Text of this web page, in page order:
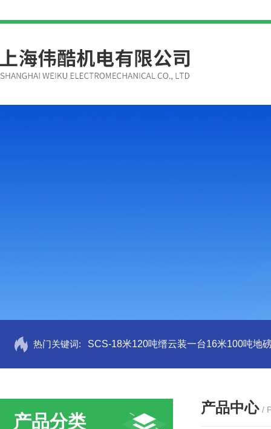
热门关键词: SCS-18米120吨缙云装一台16米100吨地
产品分类
产品中心 /